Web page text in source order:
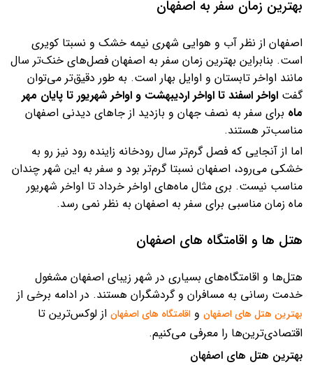
بهترین زمان سفر به اصفهان
اصفهان از نظر آب و هوایی شهری نیمه خشک و نسبتا کویری
است. بنابراین بهترین زمان سفر به اصفهان فصل‌های خنک‌تر سال
مانند اواخر تابستان و اوایل بهار است. به طور دقیق‌تر می‌توان
گفت اواخر اسفند تا اواخر اردیبهشت و اواخر شهریور تا پایان مهر
ماه برای سفر به نصف جهان و بازدید از جاهای دیدنی اصفهان
مناسب‌تر هستند.
اما از آنجایی که فصل گرم‌تر سال رودخانه زاینده رود نیز رو به
خشکی می‌رود، اصفهان نسبتا گرم‌تر بود و سفر به این شهر چندان
مناسب نیست. بری مثال ماه‌های اواخر خرداد تا اواخر شهریور
ماه زمان مناسبی برای سفر به اصفهان به نظر نمی رسد.
هتل ها و اقامتگاه های اصفهان
هتل‌ها و اقامتگاه‌های بسیاری در شهر زیبای اصفهان مشغول
خدمت رسانی به مسافران و گردشگران هستند. در ادامه برخی از
بهترین هتل های اصفهان و اقامتگاه های اصفهان از لوکس‌ترین تا
اقتصادی‌ترین‌ها را معرفی می‌کنیم.
بهترین هتل های اصفهان